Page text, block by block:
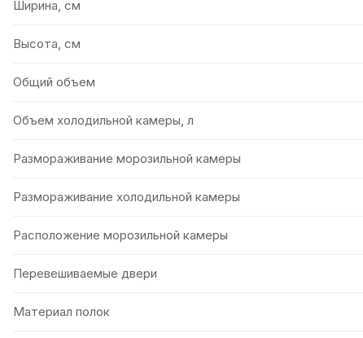
Ширина, см
Высота, см
Общий объем
Объем холодильной камеры, л
Размораживание морозильной камеры
Размораживание холодильной камеры
Расположение морозильной камеры
Перевешиваемые двери
Материал полок